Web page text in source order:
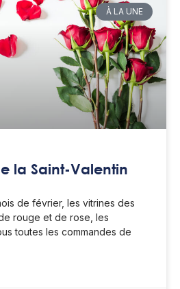
À LA UNE
la Saint-Valentin
de février, les vitrines des
rouge et de rose, les
toutes les commandes de